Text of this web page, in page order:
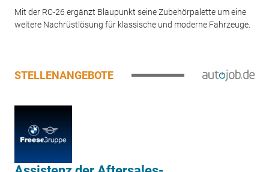
Mit der RC-26 ergänzt Blaupunkt seine Zubehörpalette um eine
weitere Nachrüstlösung für klassische und moderne Fahrzeuge.
STELLENANGEBOTE